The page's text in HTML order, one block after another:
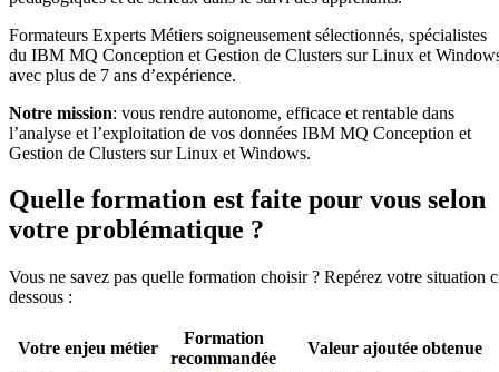
Formateurs Experts Métiers soigneusement sélectionnés, spécialistes
du IBM MQ Conception et Gestion de Clusters sur Linux et
avec plus de 7 ans d’expérience.
Notre mission: vous rendre autonome, efficace et rentable dans
l’analyse et l’exploitation de vos données IBM MQ Conception et
Gestion de Clusters sur Linux et Windows.
Quelle formation est faite pour vous selon
votre problématique ?
Vous ne savez pas quelle formation choisir ? Repérez votre situation
dessous :
Votre enjeu métier
Formation
recommandée
Valeur ajoutée obtenue